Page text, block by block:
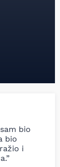
bio
bio
i